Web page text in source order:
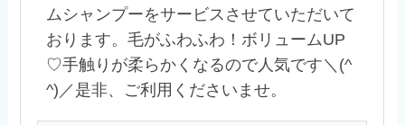
ムシャンプーをサービスさせていただいて
おります。毛がふわふわ！ボリュームUP
♡手触りが柔らかくなるので人気です＼(^
^)／是非、ご利用くださいませ。